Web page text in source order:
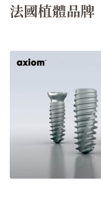
法國植體品牌